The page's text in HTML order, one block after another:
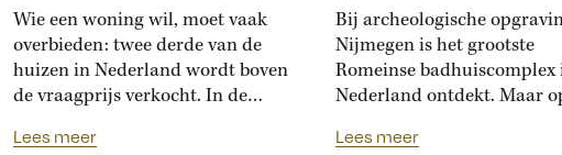
Wie een woning wil, moet vaak
overbieden: twee derde van de
huizen in Nederland wordt boven
de vraagprijs verkocht. In de
ook last van overbiedingsgekte:
Lees meer
Bij archeologische
Nijmegen is het grootste
Romeinse badhuiscomplex
Nederland ontdekt. Maar
binnenkort een nieuwe
Lees meer